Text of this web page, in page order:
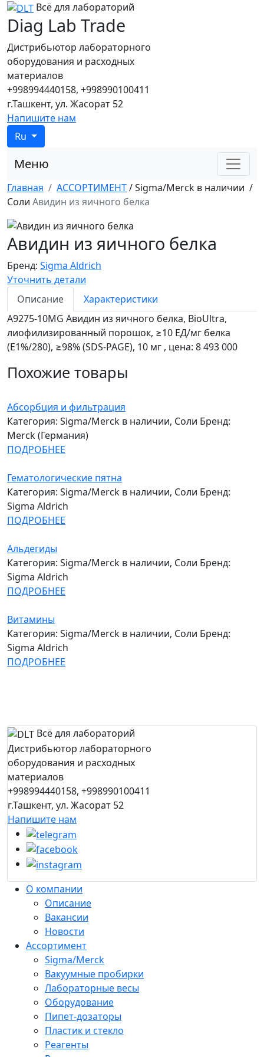
Всё для лабораторий
Diag Lab Trade
Дистрибьютор лабораторного
оборудования и расходных
материалов
+998994440158, +998990100411
г.Ташкент, ул. Жасорат 52
Напишите нам
Ru
Меню
Главная АССОРТИМЕНТ/Sigma/Merck в наличии /
Соли Авидин из яичного белка
Авидин из яичного белка
Бренд: Sigma Aldrich
Уточнить детали
Описание
Характеристики
A9275-10MG Авидин из яичного белка, BioUltra,
лиофилизированный порошок, ≥10 ЕД/мг белка
(E1%/280), ≥98% (SDS-PAGE), 10 мг , цена: 8 493 000
Похожие товары
Абсорбция и фильтрация
Категория: Sigma/Merck в наличии, Соли Бренд:
Merck (Германия)
ПОДРОБНЕЕ
Гематологические пятна
Категория: Sigma/Merck в наличии, Соли Бренд:
Sigma Aldrich
ПОДРОБНЕЕ
Альдегиды
Категория: Sigma/Merck в наличии, Соли Бренд:
Sigma Aldrich
ПОДРОБНЕЕ
Витамины
Категория: Sigma/Merck в наличии, Соли Бренд:
Sigma Aldrich
ПОДРОБНЕЕ
Всё для лабораторий
Дистрибьютор лабораторного
оборудования и расходных
материалов
+998994440158, +998990100411
г.Ташкент, ул. Жасорат 52
Напишите нам
О компании
Описание
Вакансии
Новости
Ассортимент
Sigma/Merck
Вакуумные пробирки
Лабораторные весы
Оборудование
Пипет-дозаторы
Пластик и стекло
Реагенты